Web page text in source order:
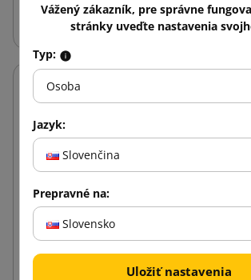
Vložiť do košíka
Vážený zákazník, pre správne
stránky uveďte nastavenia
Typ:
Osoba
Jazyk:
Slovenčina
Prepravné na:
Slovensko
Uložiť nastavenia